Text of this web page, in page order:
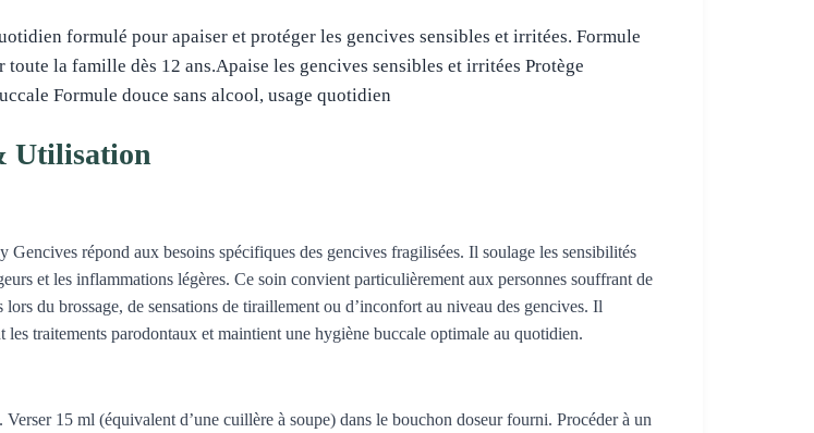
formulé pour apaiser et protéger les gencives sensibles et irritées. Formule
toute la famille dès 12 ans.Apaise les gencives sensibles et irritées Protège
Formule douce sans alcool, usage quotidien
Utilisation
Gencives répond aux besoins spécifiques des gencives fragilisées. Il soulage les sensibilités
et les inflammations légères. Ce soin convient particulièrement aux personnes souffrant de
lors du brossage, de sensations de tiraillement ou d’inconfort au niveau des gencives. Il
les traitements parodontaux et maintient une hygiène buccale optimale au quotidien.
15 ml (équivalent d’une cuillère à soupe) dans le bouchon doseur fourni. Procéder à un